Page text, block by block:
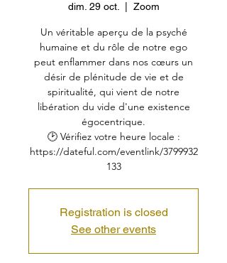
dim. 29 oct. Zoom
Un véritable aperçu de la psyché
humaine et du rôle de notre ego
peut enflammer dans nos cœurs un
désir de plénitude de vie et de
spiritualité, qui vient de notre
libération du vide d'une existence
égocentrique.
🕑 Vérifiez votre heure locale :
https://dateful.com/eventlink/3799932
133
Registration is closed
See other events